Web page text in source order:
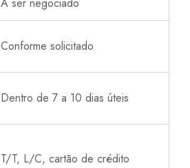
Conforme solicitado
Dentro de 7 a 10 dias úteis
T/T, L/C, cartão de crédito